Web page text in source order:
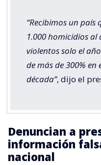
“Recibimos un
1.000 homicidios
violentos solo el
de más de 300%
década”, dijo el
Denuncian a
información
nacional